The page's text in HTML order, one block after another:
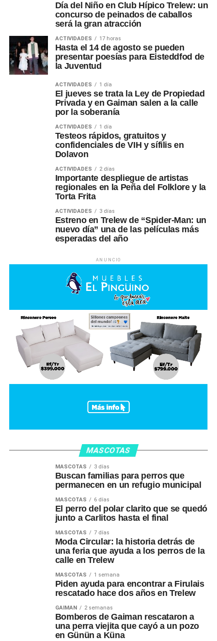
Día del Niño en Club Hípico Trelew: un
concurso de peinados de caballos
será la gran atracción
ACTIVIDADES 17 horas
Hasta el 14 de agosto se pueden
presentar poesías para Eisteddfod de
la Juventud
ACTIVIDADES 1 día
El jueves se trata la Ley de Propiedad
Privada y en Gaiman salen a la calle
por la soberanía
ACTIVIDADES 1 día
Testeos rápidos, gratuitos y
confidenciales de VIH y sífilis en
Dolavon
ACTIVIDADES 2 días
Importante despliegue de artistas
regionales en la Peña del Folklore y la
Torta Frita
ACTIVIDADES 3 días
Estreno en Trelew de “Spider-Man: un
nuevo día” una de las películas más
esperadas del año
ANUNCIO
MASCOTAS
MASCOTAS 3 días
Buscan familias para perros que
permanecen en un refugio municipal
MASCOTAS 6 días
El perro del polar clarito que se quedó
junto a Carlitos hasta el final
MASCOTAS 7 días
Moda Circular: la historia detrás de
una feria que ayuda a los perros de la
calle en Trelew
MASCOTAS 1 semana
Piden ayuda para encontrar a Firulais
rescatado hace dos años en Trelew
GAIMAN 2 semanas
Bomberos de Gaiman rescataron a
una perra viejita que cayó a un pozo
en Günün a Küna